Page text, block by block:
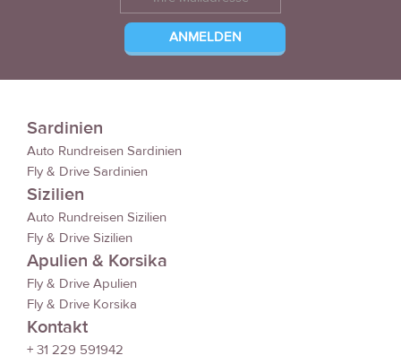
Sardinien
Auto Rundreisen Sardinien
Fly & Drive Sardinien
Sizilien
Auto Rundreisen Sizilien
Fly & Drive Sizilien
Apulien & Korsika
Fly & Drive Apulien
Fly & Drive Korsika
Kontakt
+ 31 229 591942